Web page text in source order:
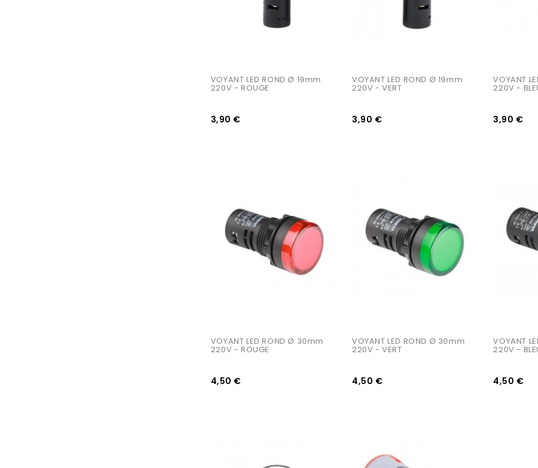
VOYANT LED ROND Ø 19mm
220V - ROUGE
3,90 €
VOYANT LED ROND Ø 19mm
220V - VERT
3,90 €
VOYANT
220V -
3,90 €
VOYANT LED ROND Ø 30mm
220V - ROUGE
4,50 €
VOYANT LED ROND Ø 30mm
220V - VERT
4,50 €
VOYANT
220V -
4,50 €